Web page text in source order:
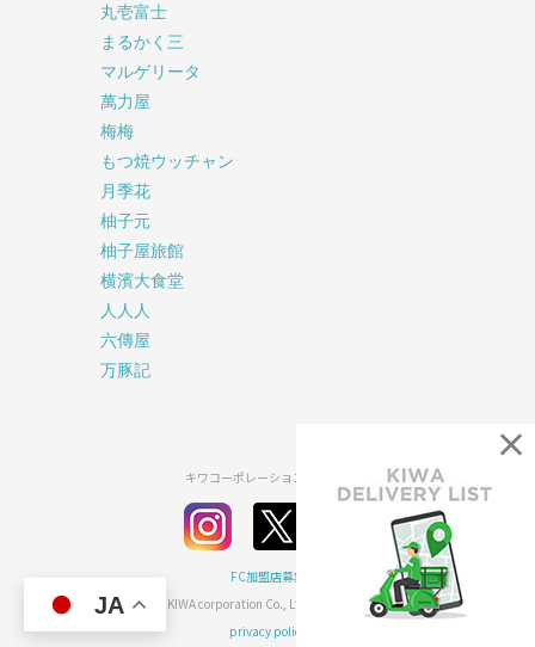
丸壱富士
まるかく三
マルゲリータ
萬力屋
梅梅
もつ焼ウッチャン
月季花
柚子元
柚子屋旅館
横濱大食堂
人人人
六傳屋
万豚記
キワコーポレーション公式SNS
FC加盟店募集
2026© KIWA corporation Co., Ltd all rights reserved.
privacy policy
JA
×